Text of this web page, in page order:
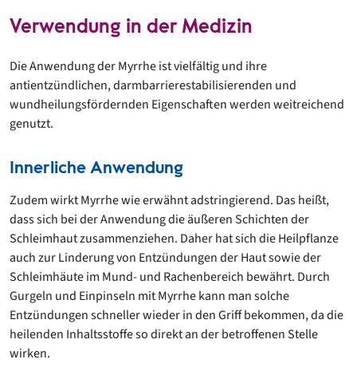
Verwendung in der Medizin
Die Anwendung der Myrrhe ist vielfältig und ihre
antientzündlichen, darmbarrierestabilisierenden und
wundheilungsfördernden Eigenschaften werden weitreichend
genutzt.
Innerliche Anwendung
Zudem wirkt Myrrhe wie erwähnt adstringierend. Das heißt,
dass sich bei der Anwendung die äußeren Schichten der
Schleimhaut zusammenziehen. Daher hat sich die Heilpflanze
auch zur Linderung von Entzündungen der Haut sowie der
Schleimhäute im Mund- und Rachenbereich bewährt. Durch
Gurgeln und Einpinseln mit Myrrhe kann man solche
Entzündungen schneller wieder in den Griff bekommen, da die
heilenden Inhaltsstoffe so direkt an der betroffenen Stelle
wirken.